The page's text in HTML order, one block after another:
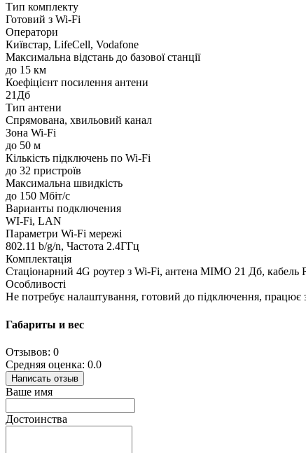
Тип комплекту
Готовий з Wi-Fi
Оператори
Київстар, LifeCell, Vodafone
Максимальна відстань до базової станції
до 15 км
Коефіцієнт посилення антени
21Дб
Тип антени
Спрямована, хвильовий канал
Зона Wi-Fi
до 50 м
Кількість підключень по Wi-Fi
до 32 пристроїв
Максимальна швидкість
до 150 Мбіт/с
Варианты подключения
WI-Fi, LAN
Параметри Wi-Fi мережі
802.11 b/g/n, Частота 2.4ГГц
Комплектація
Стаціонарний 4G роутер з Wi-Fi, антена MIMO 21 Дб,
Особливості
Не потребує налаштування, готовий до підключення, працює
Габариты и вес
Отзывов: 0
Средняя оценка: 0.0
Написать отзыв
Ваше имя
Достоинства